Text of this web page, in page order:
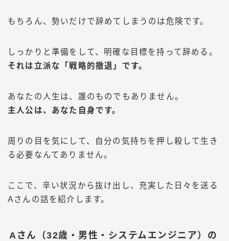
もちろん、勢いだけで辞めてしまうのは危険です。
しっかりと準備をして、明確な目標を持って辞める。
それは立派な「戦略的撤退」です。
あなたの人生は、誰のものでもありません。
主人公は、あなた自身です。
周りの目を気にして、自分の気持ちを押し殺して生き
る必要なんてありません。
ここで、辛い状況から抜け出し、充実した日々を送る
Aさんの話を紹介します。
Aさん（32歳・男性・システムエンジニア）の